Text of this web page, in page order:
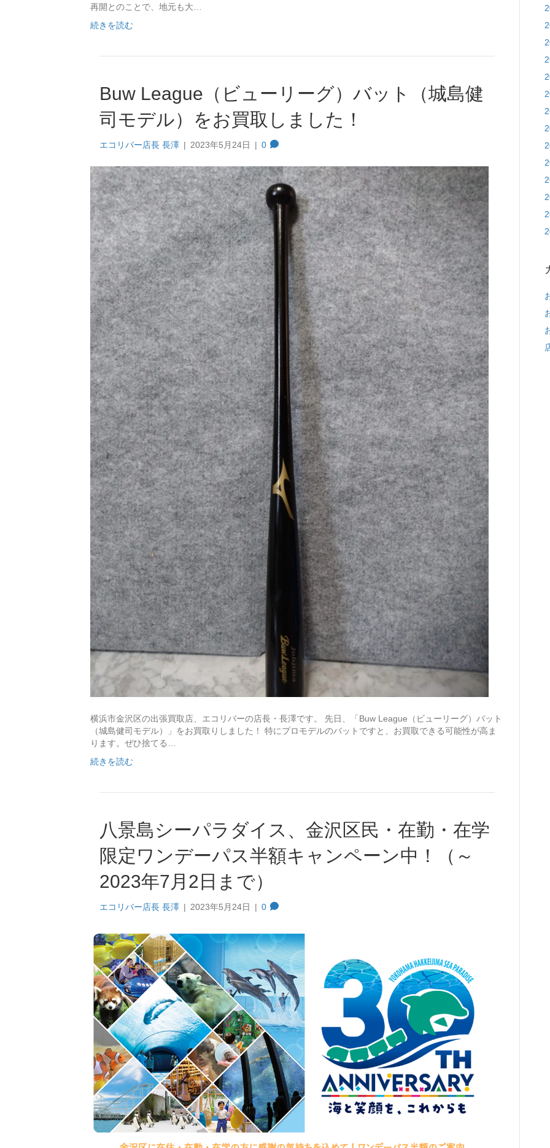
再開とのことで、地元も大…
続きを読む
Buw League（ビューリーグ）バット（城島健
司モデル）をお買取しました！
エコリバー店長 長澤 | 2023年5月24日 | 0
横浜市金沢区の出張買取店、エコリバーの店長・長澤です。 先日、「Buw League（ビューリーグ）バット
（城島健司モデル）」をお買取りしました！ 特にプロモデルのバットですと、お買取できる可能性が高ま
ります。ぜひ捨てる…
続きを読む
八景島シーパラダイス、金沢区民・在勤・在学
限定ワンデーパス半額キャンペーン中！（～
2023年7月2日まで）
エコリバー店長 長澤 | 2023年5月24日 | 0